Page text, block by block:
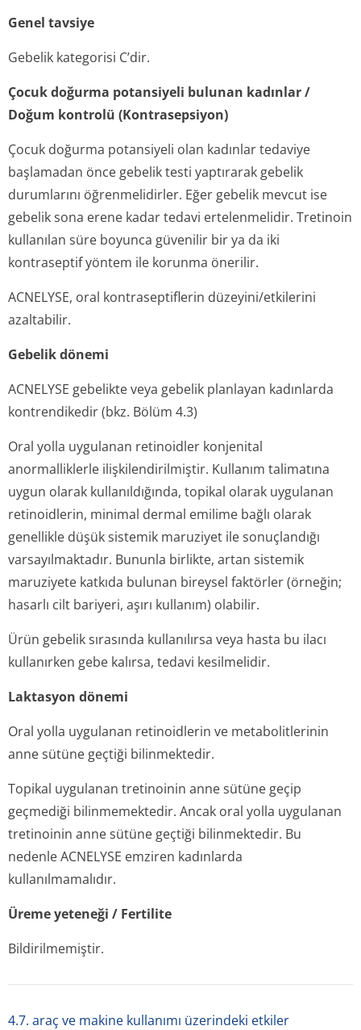
Genel tavsiye
Gebelik kategorisi C’dir.
Çocuk doğurma potansiyeli bulunan kadınlar /
Doğum kontrolü (Kontrasepsiyon)
Çocuk doğurma potansiyeli olan kadınlar tedaviye
başlamadan önce gebelik testi yaptırarak gebelik
durumlarını öğrenmelidirler. Eğer gebelik mevcut ise
gebelik sona erene kadar tedavi ertelenmelidir. Tretinoin
kullanılan süre boyunca güvenilir bir ya da iki
kontraseptif yöntem ile korunma önerilir.
ACNELYSE, oral kontraseptiflerin düzeyini/etkilerini
azaltabilir.
Gebelik dönemi
ACNELYSE gebelikte veya gebelik planlayan kadınlarda
kontrendikedir (bkz. Bölüm 4.3)
Oral yolla uygulanan retinoidler konjenital
anormalliklerle ilişkilendiril­miştir. Kullanım talimatına
uygun olarak kullanıldığında, topikal olarak uygulanan
retinoidlerin, minimal dermal emilime bağlı olarak
genellikle düşük sistemik maruziyet ile sonuçlandığı
varsayılmaktadır. Bununla birlikte, artan sistemik
maruziyete katkıda bulunan bireysel faktörler (örneğin;
hasarlı cilt bariyeri, aşırı kullanım) olabilir.
Ürün gebelik sırasında kullanılırsa veya hasta bu ilacı
kullanırken gebe kalırsa, tedavi kesilmelidir.
Laktasyon dönemi
Oral yolla uygulanan retinoidlerin ve metabolitlerinin
anne sütüne geçtiği bilinmektedir.
Topikal uygulanan tretinoinin anne sütüne geçip
geçmediği bilinmemektedir. Ancak oral yolla uygulanan
tretinoinin anne sütüne geçtiği bilinmektedir. Bu
nedenle ACNELYSE emziren kadınlarda
kullanılmamalıdır.
Üreme yeteneği / Fertilite
Bildirilmemiştir.
4.7. araç ve makine kullanımı üzerindeki etkiler